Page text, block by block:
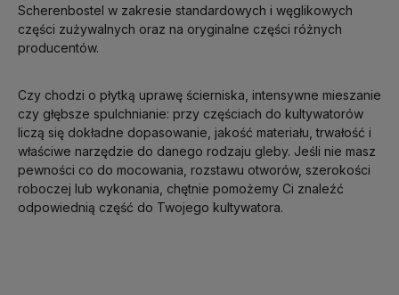
Scherenbostel w zakresie standardowych i węglikowych
części zużywalnych oraz na oryginalne części różnych
producentów.
Czy chodzi o płytką uprawę ścierniska, intensywne mieszanie
czy głębsze spulchnianie: przy częściach do kultywatorów
liczą się dokładne dopasowanie, jakość materiału, trwałość i
właściwe narzędzie do danego rodzaju gleby. Jeśli nie masz
pewności co do mocowania, rozstawu otworów, szerokości
roboczej lub wykonania, chętnie pomożemy Ci znaleźć
odpowiednią część do Twojego kultywatora.